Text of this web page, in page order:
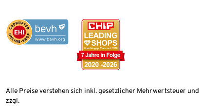
Alle Preise verstehen sich inkl. gesetzlicher Mehrwertsteuer und
zzgl.